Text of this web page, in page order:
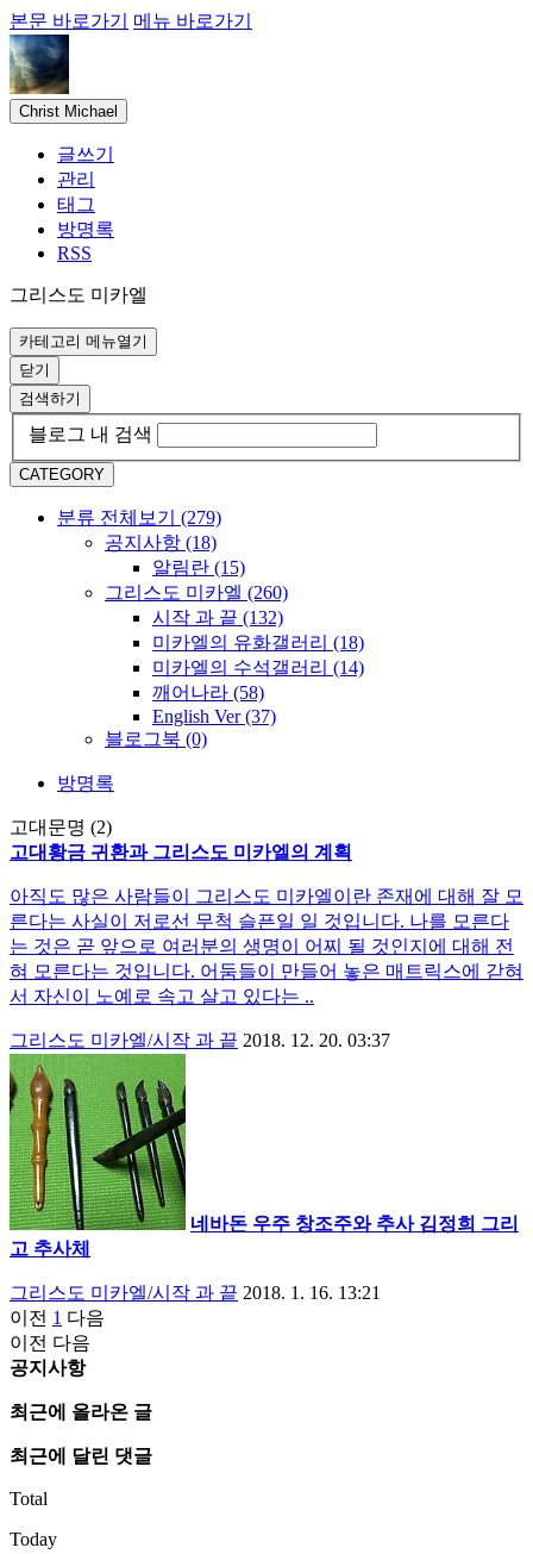
본문 바로가기 메뉴 바로가기
Christ Michael
글쓰기
관리
태그
방명록
RSS
그리스도 미카엘
카테고리 메뉴열기
닫기
검색하기
블로그 내 검색
CATEGORY
분류 전체보기 (279)
공지사항 (18)
알림란 (15)
그리스도 미카엘 (260)
시작 과 끝 (132)
미카엘의 유화갤러리 (18)
미카엘의 수석갤러리 (14)
깨어나라 (58)
English Ver(37)
블로그북 (0)
방명록
고대문명 (2)
고대황금 귀환과 그리스도 미카엘의 계획
아직도 많은 사람들이 그리스도 미카엘이란 존재에 대해 잘 모
른다는 사실이 저로선 무척 슬픈일 일 것입니다. 나를 모른다
는 것은 곧 앞으로 여러분의 생명이 어찌 될 것인지에 대해 전
혀 모른다는 것입니다. 어둠들이 만들어 놓은 매트릭스에 갇혀
서 자신이 노예로 속고 살고 있다는 ..
그리스도 미카엘/시작 과 끝 2018. 12. 20. 03:37
네바돈 우주 창조주와 추사 김정희 그리
고 추사체
그리스도 미카엘/시작 과 끝 2018. 1. 16. 13:21
이전 1 다음
이전 다음
공지사항
최근에 올라온 글
최근에 달린 댓글
Total
Today